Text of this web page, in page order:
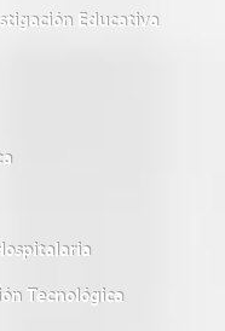
Educativa
Tecnológica